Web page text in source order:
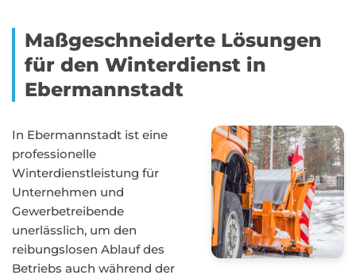
Maßgeschneiderte Lösungen
für den Winterdienst in
Ebermannstadt
In Ebermannstadt ist eine
professionelle
Winterdienstleistung für
Unternehmen und
Gewerbetreibende
unerlässlich, um den
reibungslosen Ablauf des
Betriebs auch während der